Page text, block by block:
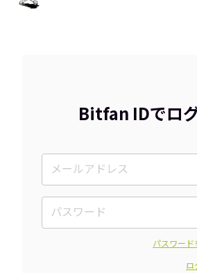
Bitfan IDでロ
パスワード
ロ